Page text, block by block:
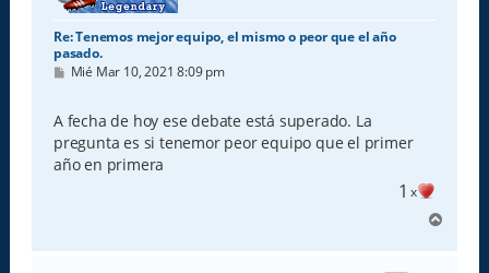
Re: Tenemos mejor equipo, el mismo o peor que el año
pasado.
M
s
a
j
e
Mié Mar 10, 2021 8:09 pm
A fecha de hoy ese debate está superado. La
pregunta es si tenemor peor equipo que el primer
año en primera
1 x
r